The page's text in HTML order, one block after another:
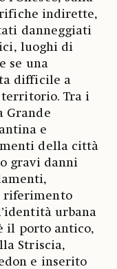
indirette,
danneggiati
luoghi di
se una
difficile a
territorio. Tra i
Grande
e
della città
gravi danni
riferimento
urbana
il porto antico,
Striscia,
e inserito